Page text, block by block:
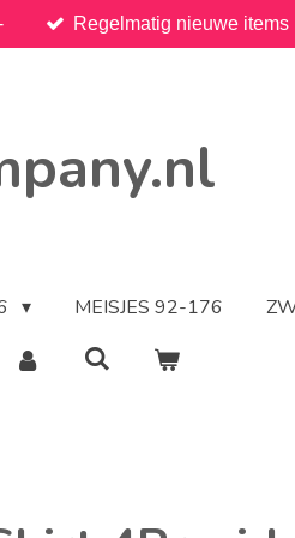
Regelmatig nieuwe items
MEISJES 92-176